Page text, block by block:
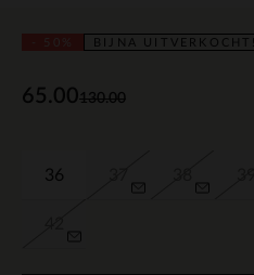
BIJNA UITVERKOCHT!
130.00
65.00
36